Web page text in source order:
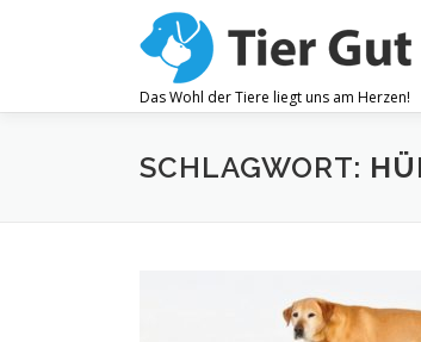
Das Wohl der Tiere liegt uns am Herzen!
SCHLAGWORT: